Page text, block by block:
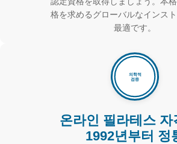
格を求めるグローバルなインス
最適です。
온라인 필라테스 자
1992년부터 정